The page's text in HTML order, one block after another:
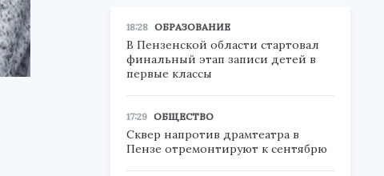
18:28 ОБРАЗОВАНИЕ
В Пензенской области стартовал
финальный этап записи детей в
первые классы
17:29 ОБЩЕСТВО
Сквер напротив драмтеатра в
Пензе отремонтируют к сентябрю